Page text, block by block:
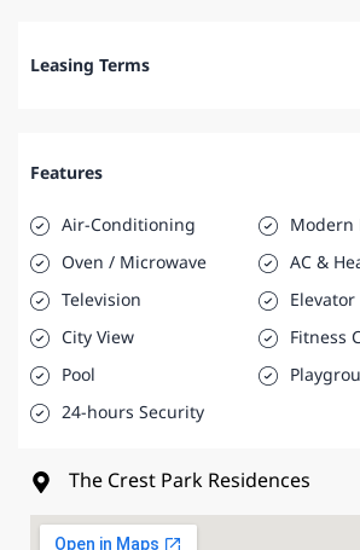
Leasing Terms
Features
Air-Conditioning
Modern
Oven / Microwave
AC &
Television
Elevator
City View
Fitness
Pool
24-hours Security
The Crest Park Residences